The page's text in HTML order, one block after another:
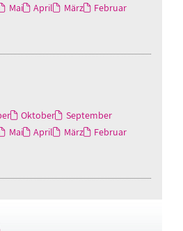
Mai April März
Februar
Oktober
September
Mai April März
Februar